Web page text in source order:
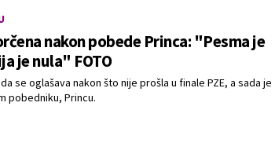
nakon pobede Princa: "Pesma je
je nula" FOTO
se oglašava nakon što nije prošla u finale PZE, a sada je
pobedniku, Princu.